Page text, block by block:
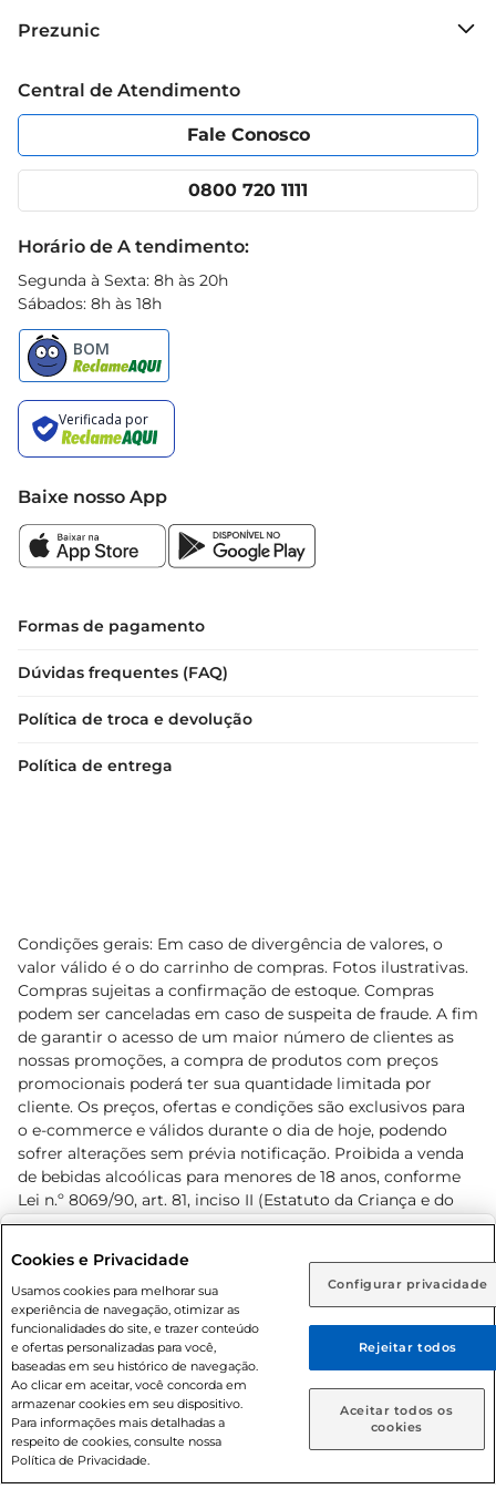
Rio de Janeiro (RJ) Goiás (GO)
Ou
Caso queira comprar online, informe como deseja receber
suas compras:
Entrega em casa Retire em Loja
confiança a cada passo que você dá.
Grupo Cencosud
Política de Privacidade
Portal do fornecedor
Cencosud Media
Prezunic
Código de Ética
App Prezunic
Central de Atendimento
Fale Conosco
0800 720 1111
Horário de A tendimento:
Segunda à Sexta: 8h às 20h
Sábados: 8h às 18h
Baixe nosso App
Formas de pagamento
Dúvidas frequentes (FAQ)
Política de troca e devolução
Política de entrega
Condições gerais: Em caso de divergência de valores, o
valor válido é o do carrinho de compras. Fotos ilustrativas.
Compras sujeitas a confirmação de estoque. Compras
podem ser canceladas em caso de suspeita de fraude. A fim
de garantir o acesso de um maior número de clientes as
nossas promoções, a compra de produtos com preços
promocionais poderá ter sua quantidade limitada por
cliente. Os preços, ofertas e condições são exclusivos para
o e-commerce e válidos durante o dia de hoje, podendo
sofrer alterações sem prévia notificação. Proibida a venda
de bebidas alcoólicas para menores de 18 anos, conforme
Lei n.º 8069/90, art. 81, inciso II (Estatuto da Criança e do
Adolescente). Preços e condições exclusivos para o
prévio. O valor mínimo para as compras on-line é de R$
80,00.
© 2026 Copyright. Todos os direitos
reservados Prezunic.
Cookies e Privacidade
Usamos cookies para melhorar sua
experiência de navegação, otimizar as
funcionalidades do site, e trazer conteúdo
e ofertas personalizadas para você,
baseadas em seu histórico de navegação.
Ao clicar em aceitar, você concorda em
armazenar cookies em seu dispositivo.
Para informações mais detalhadas a
respeito de cookies, consulte nossa
Política de Privacidade.
Configurar privacidade
Rejeitar todos
Aceitar todos os
cookies